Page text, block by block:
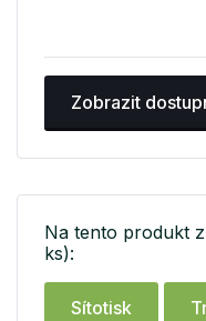
Zobrazit
Na tento produkt
ks):
Sítotisk